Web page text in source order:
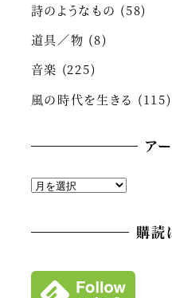
詩のようなもの (58)
道具／物 (8)
音楽 (225)
風の時代を生きる (115)
ア
ア
ブ
購読